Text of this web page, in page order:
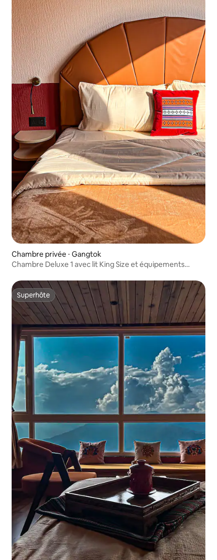
Chambre privée ⋅ Gangtok
Chambre Deluxe 1 avec lit King Size et équipements
Superhôte
Superhôte